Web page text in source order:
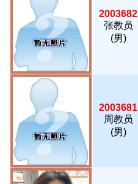
2003682
张教员
(男)
2003681
周教员
(男)